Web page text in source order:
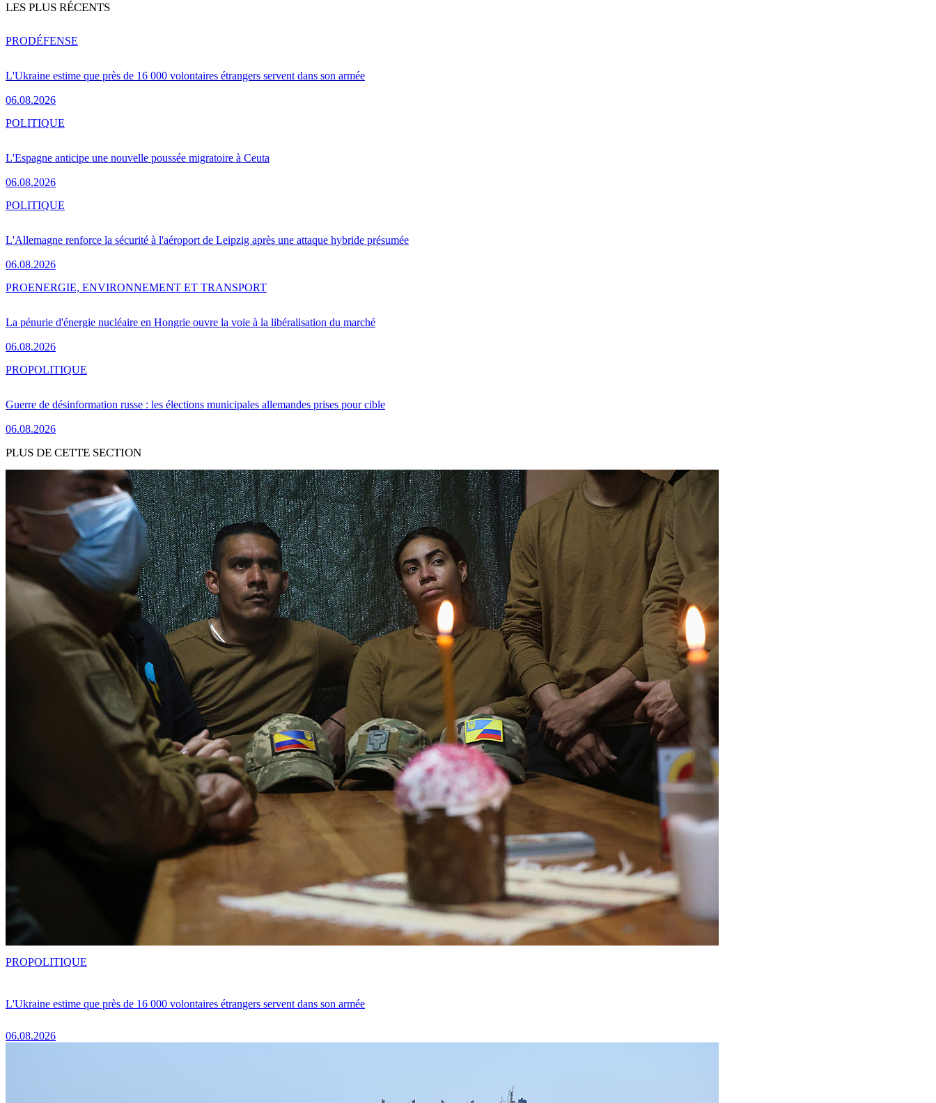
LES PLUS RÉCENTS
L'Ukraine estime que près de 16 000 volontaires étrangers servent dans son armée
06.08.2026
PRODÉFENSE
L'Espagne anticipe une nouvelle poussée migratoire à Ceuta
06.08.2026
POLITIQUE
L'Allemagne renforce la sécurité à l'aéroport de Leipzig après une attaque hybride présumée
06.08.2026
POLITIQUE
La pénurie d'énergie nucléaire en Hongrie ouvre la voie à la libéralisation du marché
06.08.2026
PROENERGIE, ENVIRONNEMENT ET TRANSPORT
Guerre de désinformation russe : les élections municipales allemandes prises pour cible
06.08.2026
PROPOLITIQUE
PLUS DE CETTE SECTION
L'Ukraine estime que près de 16 000 volontaires étrangers servent dans son armée
06.08.2026
PROPOLITIQUE